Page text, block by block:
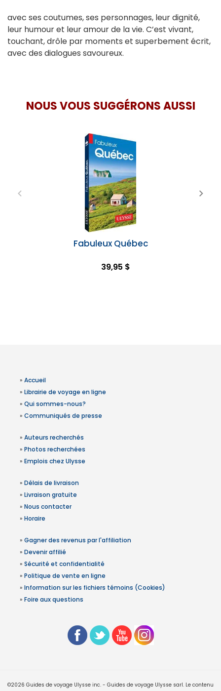
avec ses coutumes, ses personnages, leur dignité,
leur humour et leur amour de la vie. C’est vivant,
touchant, drôle par moments et superbement écrit,
avec des dialogues savoureux.
NOUS VOUS SUGGÉRONS AUSSI
Fabuleux Québec
39,95 $
» Accueil
» Librairie de voyage en ligne
» Qui sommes-nous?
» Communiqués de presse
» Auteurs recherchés
» Photos recherchées
» Emplois chez Ulysse
» Délais de livraison
» Livraison gratuite
» Nous contacter
» Horaire
» Gagner des revenus par l'affiliation
» Devenir affilié
» Sécurité et confidentialité
» Politique de vente en ligne
» Information sur les fichiers témoins (Cookies)
» Foire aux questions
©2026 Guides de voyage Ulysse inc. - Guides de voyage Ulysse sarl. Le contenu